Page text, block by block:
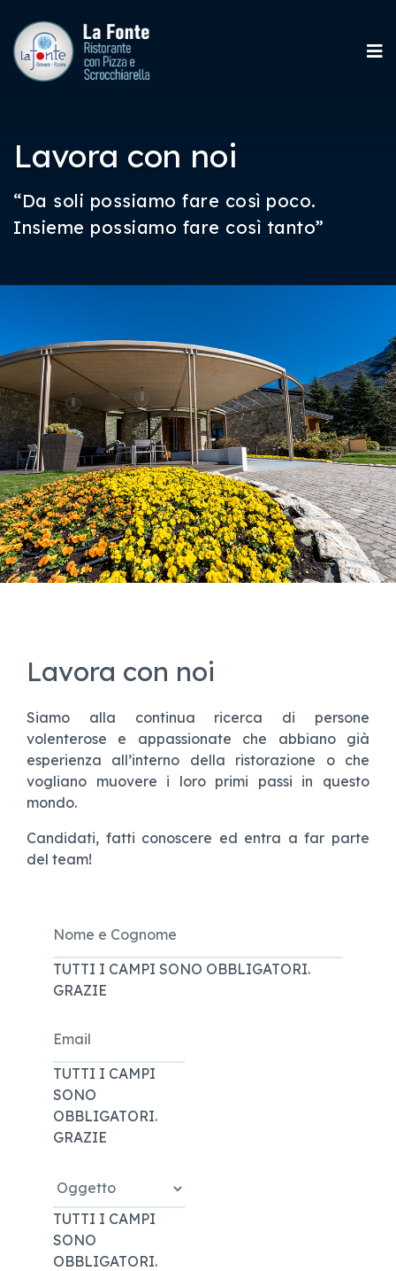
Lavora con noi
“Da soli possiamo fare così poco.
Insieme possiamo fare così tanto”
Lavora con noi
Siamo alla continua ricerca di persone
volenterose e appassionate che abbiano già
esperienza all’interno della ristorazione o che
vogliano muovere i loro primi passi in questo
mondo.
Candidati, fatti conoscere ed entra a far parte
del team!
Nome e Cognome
TUTTI I CAMPI SONO OBBLIGATORI.
GRAZIE
Email
TUTTI I CAMPI
SONO
OBBLIGATORI.
GRAZIE
TUTTI I CAMPI
SONO
OBBLIGATORI.